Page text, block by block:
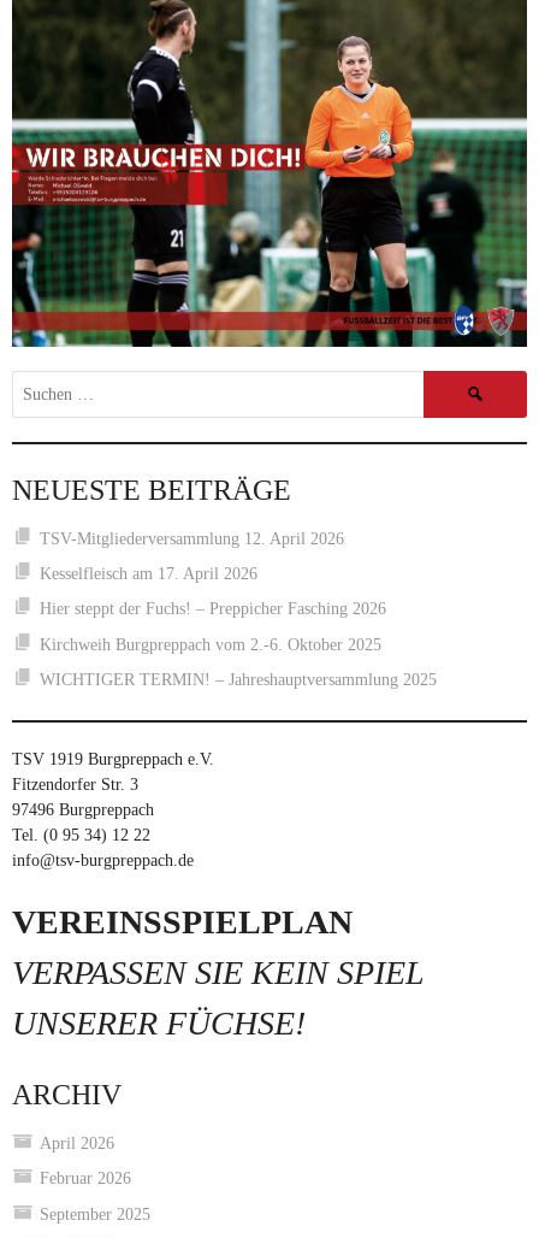
NEUESTE BEITRÄGE
TSV-Mitgliederversammlung 12. April 2026
Kesselfleisch am 17. April 2026
Hier steppt der Fuchs! – Preppicher Fasching 2026
Kirchweih Burgpreppach vom 2.-6. Oktober 2025
WICHTIGER TERMIN! – Jahreshauptversammlung 2025
TSV 1919 Burgpreppach e.V.
Fitzendorfer Str. 3
97496 Burgpreppach
Tel. (0 95 34) 12 22
info@tsv-burgpreppach.de
VEREINSSPIELPLAN
VERPASSEN SIE KEIN SPIEL
UNSERER FÜCHSE!
ARCHIV
April 2026
Februar 2026
September 2025